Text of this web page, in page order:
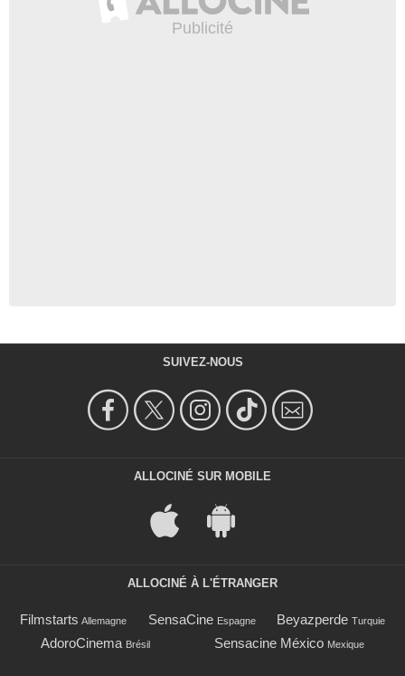
SUIVEZ-NOUS
ALLOCINÉ SUR MOBILE
ALLOCINÉ À L'ÉTRANGER
Filmstarts Allemagne SensaCine Espagne Beyazperde Turquie
AdoroCinema Brésil Sensacine México Mexique